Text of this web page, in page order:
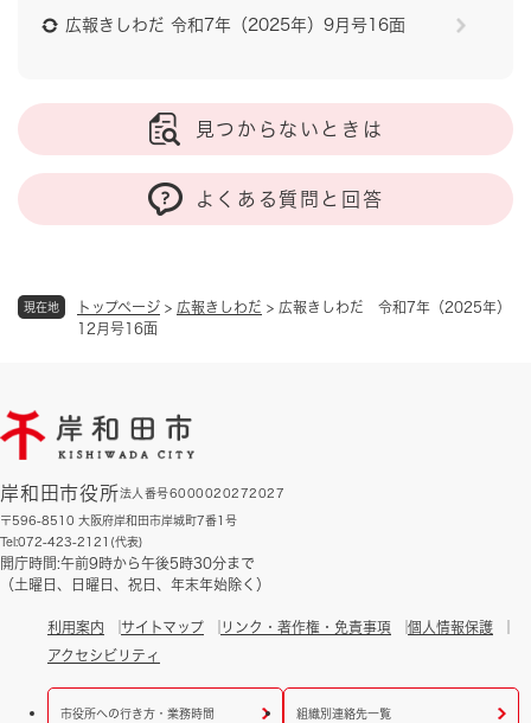
現在地 トップページ > 広報きしわだ > 広報きしわだ 令和7年（2025年）
12月号16面
広報きしわだ 令和7年（2025年）9月号16面
見つからないときは
よくある質問と回答
岸和田市役所法人番号6000020272027
〒596-8510 大阪府岸和田市岸城町7番1号
Tel:072-423-2121(代表)
開庁時間:午前9時から午後5時30分まで
（土曜日、日曜日、祝日、年末年始除く）
利用案内 サイトマップ リンク・著作権・免責事項
個人情報保護
アクセシビリティ
市役所への行き方・業務時間 組織別連絡先一覧